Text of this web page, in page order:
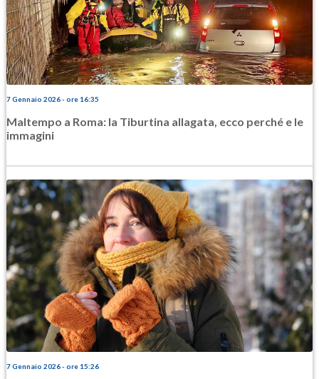
7 Gennaio 2026 - ore 16:35
Maltempo a Roma: la Tiburtina allagata, ecco perché e le
immagini
7 Gennaio 2026 - ore 15:26